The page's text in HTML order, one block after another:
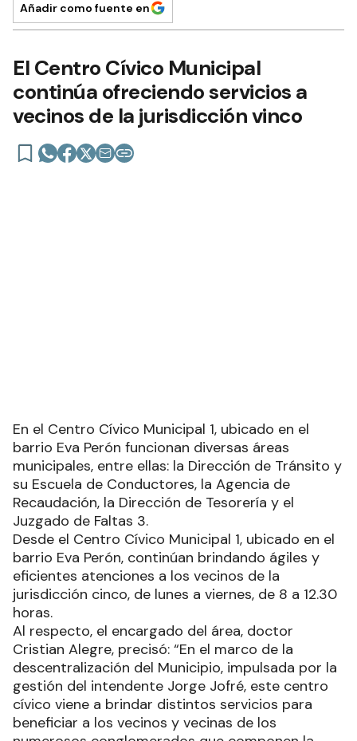
EDICIÓN IMPRESA
Añadir como fuente en
El Centro Cívico Municipal
continúa ofreciendo servicios a
En el Centro Cívico Municipal 1, ubicado en el
barrio Eva Perón funcionan diversas áreas
municipales, entre ellas: la Dirección de Tránsito y
su Escuela de Conductores, la Agencia de
Recaudación, la Dirección de Tesorería y el
Juzgado de Faltas 3.
Desde el Centro Cívico Municipal 1, ubicado en el
barrio Eva Perón, continúan brindando ágiles y
eficientes atenciones a los vecinos de la
jurisdicción cinco, de lunes a viernes, de 8 a 12.30
horas.
Al respecto, el encargado del área, doctor
Cristian Alegre, precisó: “En el marco de la
descentralización del Municipio, impulsada por la